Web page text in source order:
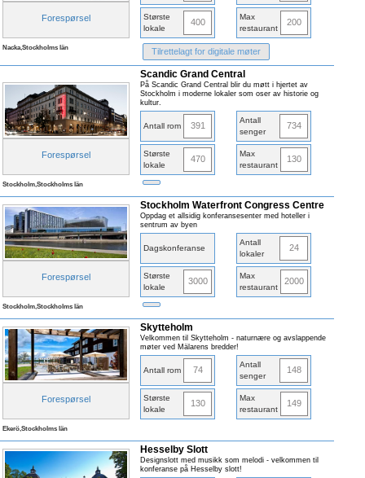
Forespørsel
Største
lokale
400
Max
restaurant
200
Nacka,Stockholms län Tilrettelagt for digitale møter
Forespørsel
Scandic Grand Central
På Scandic Grand Central blir du møtt i hjertet av
Stockholm i moderne lokaler som oser av historie og
kultur.
Antall rom 391
Antall
senger
734
Største
lokale
470
Max
restaurant
130
Stockholm,Stockholms län
Forespørsel
Stockholm Waterfront Congress Centre
Oppdag et allsidig konferansesenter med hoteller i
sentrum av byen
Dagskonferanse
Antall
lokaler
24
Største
lokale
3000
Max
restaurant
2000
Stockholm,Stockholms län
Forespørsel
Skytteholm
Velkommen til Skytteholm - naturnære og avslappende
møter ved Mälarens bredder!
Antall rom 74
Antall
senger
148
Største
lokale
130
Max
restaurant
149
Ekerö,Stockholms län
Hesselby Slott
Designslott med musikk som melodi - velkommen til
konferanse på Hesselby slott!